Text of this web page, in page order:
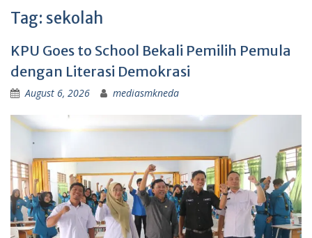
Tag: sekolah
KPU Goes to School Bekali Pemilih Pemula
dengan Literasi Demokrasi
August 6, 2026 mediasmkneda